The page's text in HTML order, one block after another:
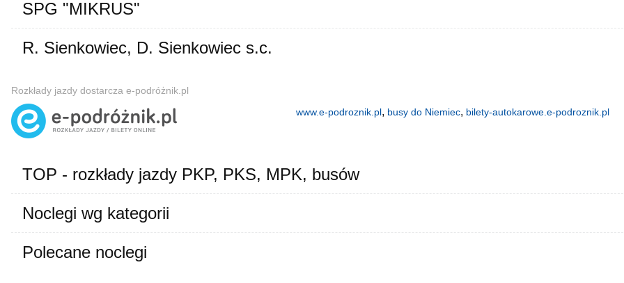
SPG "MIKRUS"
R. Sienkowiec, D. Sienkowiec s.c.
Rozkłady jazdy dostarcza e-podróżnik.pl
www.e-podroznik.pl, busy do Niemiec, bilety-autokarowe.e-podroznik.pl
TOP - rozkłady jazdy PKP, PKS, MPK, busów
Noclegi wg kategorii
Polecane noclegi